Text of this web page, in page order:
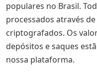
populares no Brasil.
processados através
criptografados. Os
depósitos e saques
nossa plataforma.